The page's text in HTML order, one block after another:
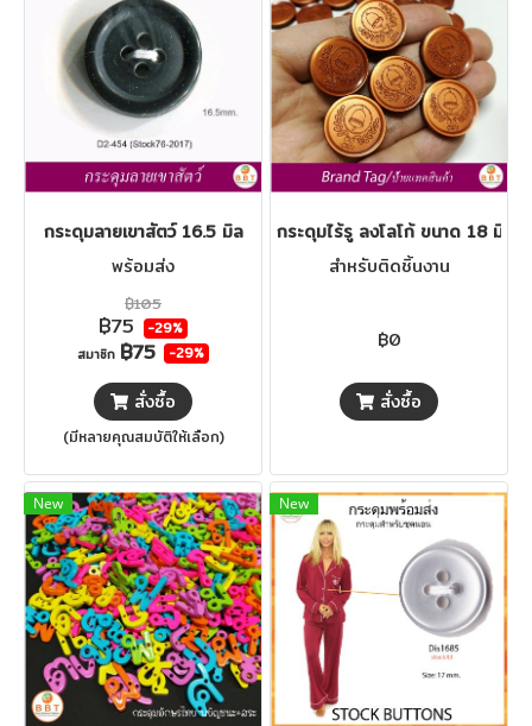
กระดุมลายเขาสัตว์ 16.5 มิล
พร้อมส่ง
฿105
฿75 -29%
สมาชิก ฿75 -29%
สั่งซื้อ
(มีหลายคุณสมบัติให้เลือก)
กระดุมไร้รู ลงโลโก้ ขนาด 18 มิล
สำหรับติดชิ้นงาน
฿0
สั่งซื้อ
New New